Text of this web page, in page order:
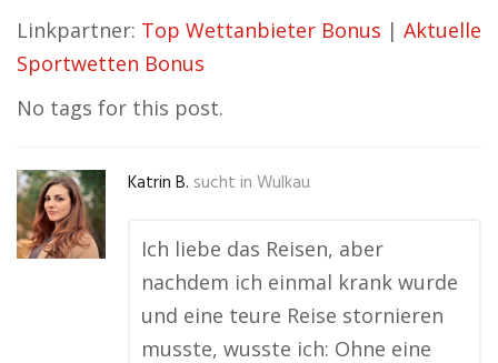
Linkpartner: Top Wettanbieter Bonus | Aktuelle
Sportwetten Bonus
No tags for this post.
Katrin B. sucht in Wulkau
Ich liebe das Reisen, aber
nachdem ich einmal krank wurde
und eine teure Reise stornieren
musste, wusste ich: Ohne eine